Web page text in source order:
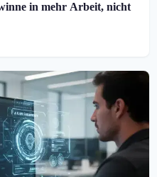
in mehr Arbeit, nicht